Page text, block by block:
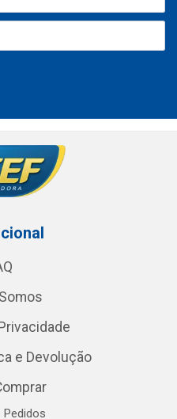
e Devolução
Pedidos